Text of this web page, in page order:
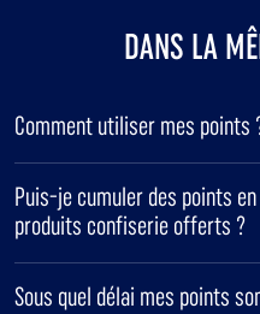
DANS LA
Comment utiliser mes points
Puis-je cumuler des points
produits confiserie offerts ?
Sous quel délai mes points